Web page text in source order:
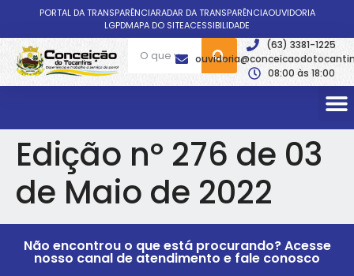
PORTAL DA TRANSPARÊNCIARADAR DA TRANSPARÊNCIAOUVIDORIA
LGPDMAPA DO SITEACESSIBILIDADE
(63) 3381-1225
08:00 às 18:00
Edição nº 276 de 03
de Maio de 2022
Não encontrou o que está procurando? Acesse
nosso canal de atendimento e fale conosco